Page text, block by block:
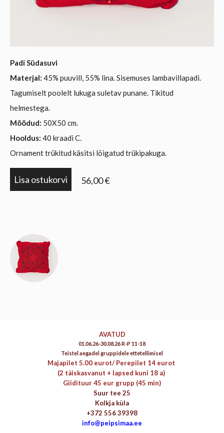
Padi Südasuvi
Materjal: 45% puuvill, 55% lina. Sisemuses lambavillapadi.
Tagumiselt poolelt lukuga suletav punane. Tikitud
helmestega.
Mõõdud: 50X50 cm.
Hooldus: 40 kraadi C.
Ornament trükitud käsitsi lõigatud trükipakuga.
Lisa ostukorvi 56,00 €
AVATUD
01.06.26-30.08.26 R-P 11-18
Teistel aegadel gruppidele ettetellimisel
Majapilet 5.00 eurot/ Perepilet 14 eurot
(2 täiskasvanut + lapsed kuni 18 a)
Giidituur 45 eur grupp (45 min)
Suur tee 25
Kolkja küla
+372 556 39398
info@peipsimaa.ee